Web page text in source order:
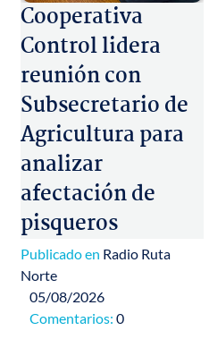
Cooperativa
Control lidera
reunión con
Subsecretario de
Agricultura para
analizar
afectación de
pisqueros
Publicado en Radio Ruta
Norte
05/08/2026
Comentarios: 0